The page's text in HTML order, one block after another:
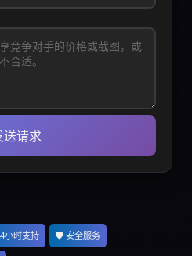
送请求
小时支持 🛡 安全服务